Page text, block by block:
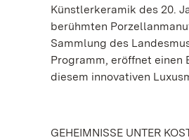
Künstlerkeramik des 20.
berühmten
Sammlung des
Programm, eröffnet einen
diesem innovativen
GEHEIMNISSE UNTER